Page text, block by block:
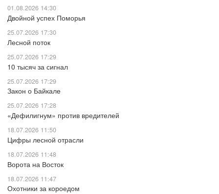
01.08.2026 14:30
Двойной успех Поморья
25.07.2026 17:30
Лесной поток
25.07.2026 17:29
10 тысяч за сигнал
25.07.2026 17:29
Закон о Байкале
25.07.2026 17:28
«Дефилигнум» против вредителей
18.07.2026 11:50
Цифры лесной отрасли
18.07.2026 11:48
Ворота на Восток
18.07.2026 11:47
Охотники за короедом